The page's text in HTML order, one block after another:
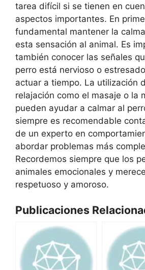
tarea difícil si se tienen en
aspectos importantes. En
fundamental mantener la
esta sensación al animal. Es
también conocer las señales
perro está nervioso o
actuar a tiempo. La utilización
relajación como el masaje o la
pueden ayudar a calmar al
siempre es recomendable
de un experto en
abordar problemas más
Recordemos siempre que los
animales emocionales y
respetuoso y amoroso.
Publicaciones